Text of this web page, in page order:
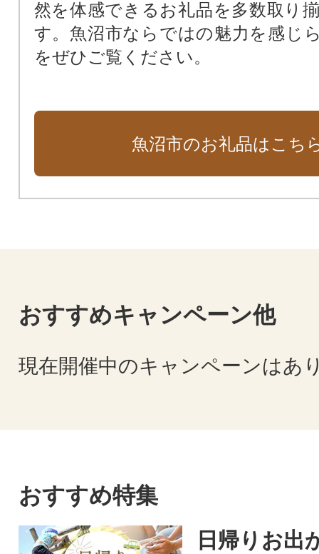
然を体感できるお礼品を多数取り
す。魚沼市ならではの魅力を感じ
をぜひご覧ください。
魚沼市のお礼品はこち
おすすめキャンペーン他
現在開催中のキャンペーンはあ
おすすめ特集
日帰りお出